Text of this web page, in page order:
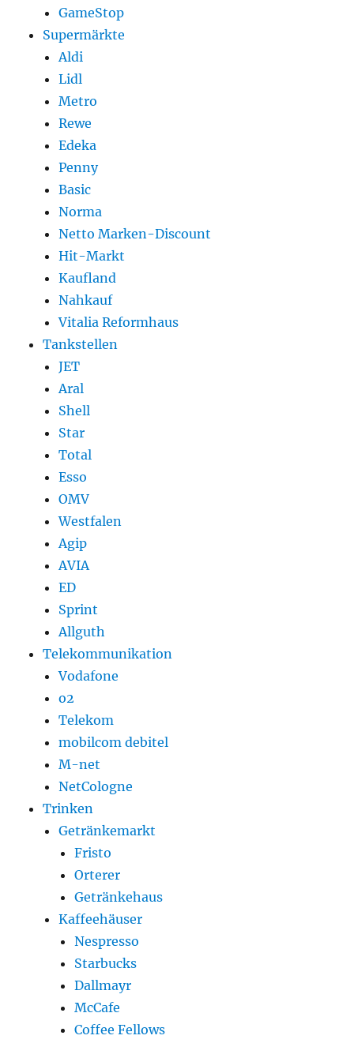
GameStop
Supermärkte
Aldi
Lidl
Metro
Rewe
Edeka
Penny
Basic
Norma
Netto Marken-Discount
Hit-Markt
Kaufland
Nahkauf
Vitalia Reformhaus
Tankstellen
JET
Aral
Shell
Star
Total
Esso
OMV
Westfalen
Agip
AVIA
ED
Sprint
Allguth
Telekommunikation
Vodafone
o2
Telekom
mobilcom debitel
M-net
NetCologne
Trinken
Getränkemarkt
Fristo
Orterer
Getränkehaus
Kaffeehäuser
Nespresso
Starbucks
Dallmayr
McCafe
Coffee Fellows